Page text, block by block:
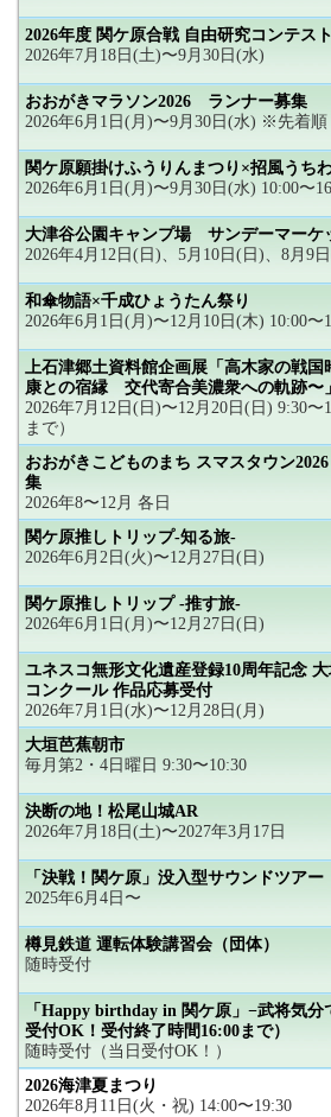
2026年度 関ケ原合戦 自由研究コンテスト
2026年7月18日(土)〜9月30日(水)
おおがきマラソン2026 ランナー募集
2026年6月1日(月)〜9月30日(水) ※先着順
関ケ原願掛けふうりんまつり×招風うち
2026年6月1日(月)〜9月30日(水) 10:00〜
大津谷公園キャンプ場 サンデーマーケ
2026年4月12日(日)、5月10日(日)、8月9
和傘物語×千成ひょうたん祭り
2026年6月1日(月)〜12月10日(木) 10:00〜
上石津郷土資料館企画展「高木家の戦国
康との宿縁 交代寄合美濃衆への軌跡〜」
2026年7月12日(日)〜12月20日(日) 9:30〜
まで）
おおがきこどものまち スマスタウン
集
2026年8〜12月 各日
関ケ原推しトリップ-知る旅-
2026年6月2日(火)〜12月27日(日)
関ケ原推しトリップ -推す旅-
2026年6月1日(月)〜12月27日(日)
ユネスコ無形文化遺産登録10周年記念
コンクール 作品応募受付
2026年7月1日(水)〜12月28日(月)
大垣芭蕉朝市
毎月第2・4日曜日 9:30〜10:30
決断の地！松尾山城AR
2026年7月18日(土)〜2027年3月17日
「決戦！関ケ原」没入型サウンドツアー
2025年6月4日〜
樽見鉄道 運転体験講習会（団体）
随時受付
「Happy birthday in 関ケ原」−武将気分
受付OK！受付終了時間16:00まで）
随時受付（当日受付OK！）
2026海津夏まつり
2026年8月11日(火・祝) 14:00〜19:30